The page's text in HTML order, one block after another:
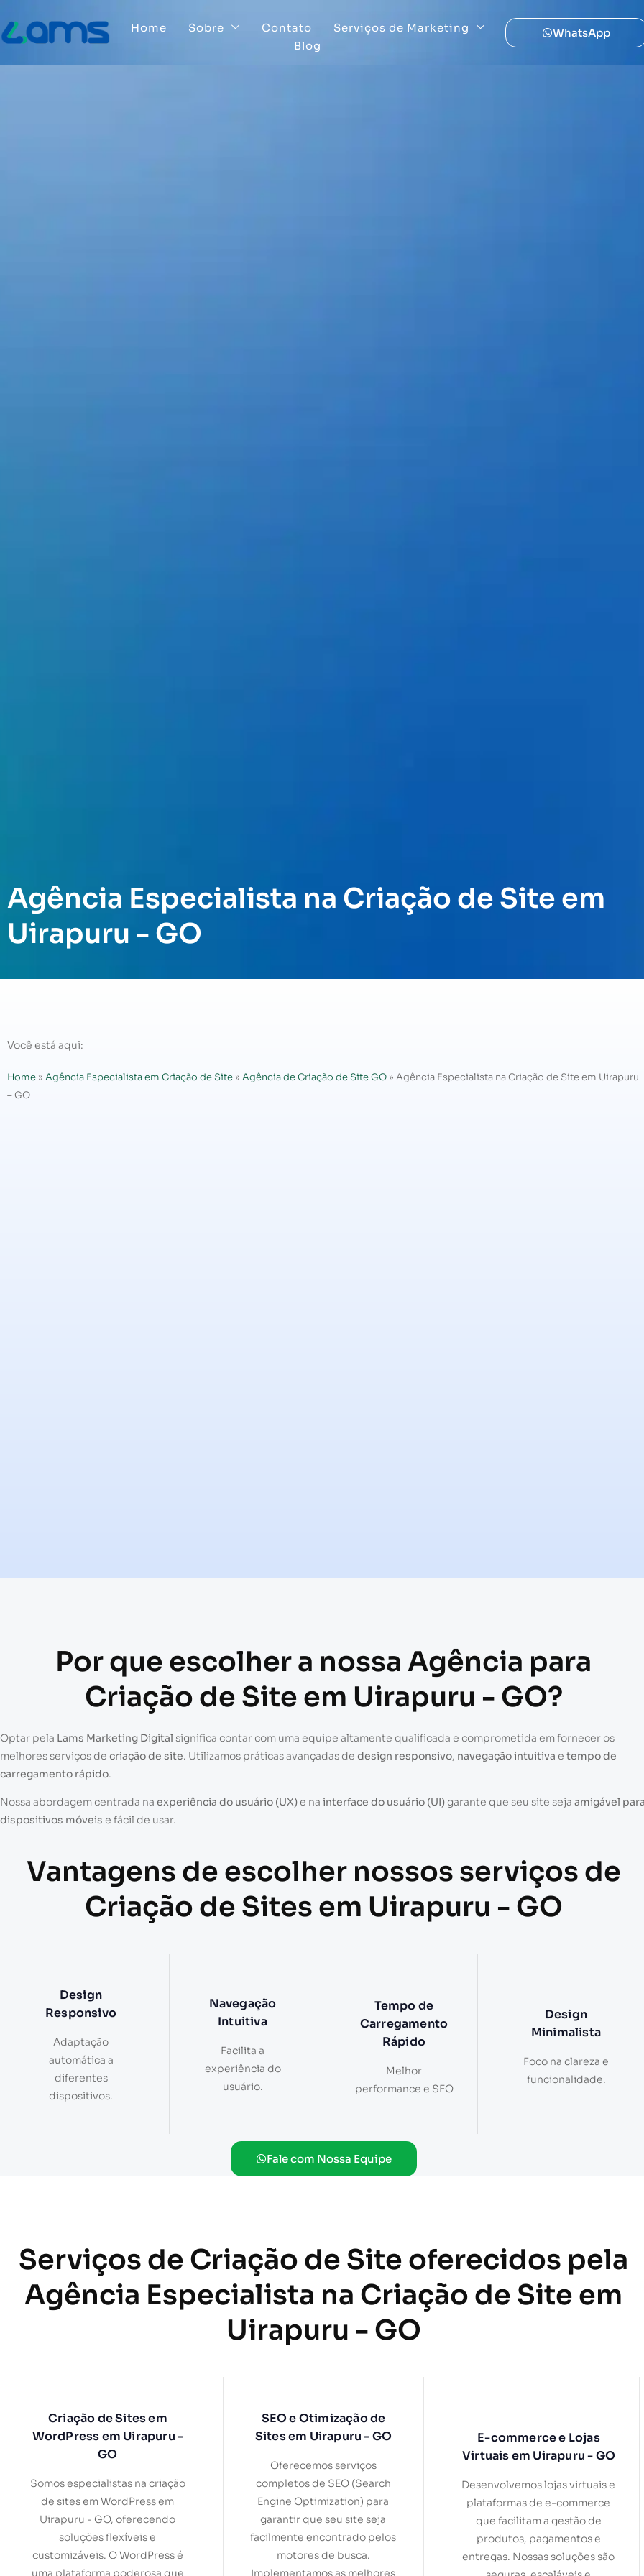
Home Sobre Contato
Serviços de Marketing
Blog
WhatsApp
Agência Especialista na Criação de Site em
Uirapuru - GO
Você está aqui:
Home » Agência Especialista em Criação de Site » Agência de Criação de Site GO » Agência Especialista na Criação de Site em Uirapuru
– GO
Por que escolher a nossa Agência para
Criação de Site em Uirapuru - GO?
Optar pela Lams Marketing Digital significa contar com uma equipe altamente qualificada e comprometida em fornecer os
melhores serviços de criação de site. Utilizamos práticas avançadas de design responsivo, navegação intuitiva e tempo de
carregamento rápido.
Nossa abordagem centrada na experiência do usuário (UX)e na interface do usuário (UI)garante que seu site seja amigável
dispositivos móveis e fácil de usar.
Vantagens de escolher nossos serviços de
Criação de Sites em Uirapuru - GO
Design
Responsivo
Adaptação
automática a
diferentes
dispositivos.
Navegação
Intuitiva
Facilita a
experiência do
usuário.
Tempo de
Carregamento
Rápido
Melhor
performance e SEO
Design
Minimalista
Foco na clareza e
funcionalidade.
Fale com Nossa Equipe
Serviços de Criação de Site oferecidos pela
Agência Especialista na Criação de Site em
Uirapuru - GO
Criação de Sites em
WordPress em Uirapuru -
GO
Somos especialistas na criação
de sites em WordPress em
Uirapuru - GO, oferecendo
soluções flexíveis e
customizáveis. O WordPress é
uma plataforma poderosa que
SEO e Otimização de
Sites em Uirapuru - GO
Oferecemos serviços
completos de SEO (Search
Engine Optimization) para
garantir que seu site seja
facilmente encontrado pelos
motores de busca.
Implementamos as melhores
E-commerce e Lojas
Virtuais em Uirapuru - GO
Desenvolvemos lojas virtuais e
plataformas de e-commerce
que facilitam a gestão de
produtos, pagamentos e
entregas. Nossas soluções são